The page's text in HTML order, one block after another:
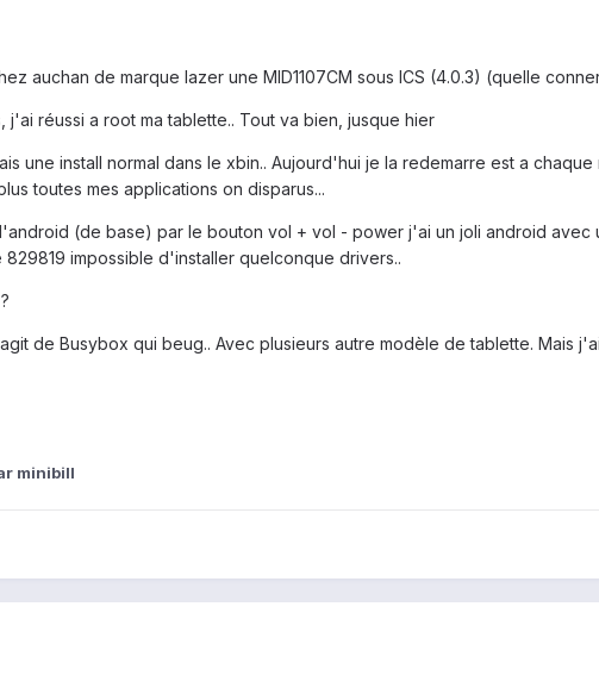
auchan de marque lazer une MID1107CM sous ICS (4.0.3) (quelle
j'ai réussi a root ma tablette.. Tout va bien, jusque hier
une install normal dans le xbin.. Aujourd'hui je la redemarre est a
toutes mes applications on disparus...
(de base) par le bouton vol + vol - power j'ai un joli android avec
impossible d'installer quelconque drivers..
de Busybox qui beug.. Avec plusieurs autre modèle de tablette. Mais
minibill